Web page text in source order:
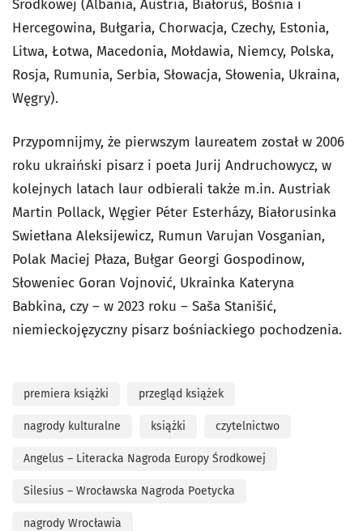
Środkowej (Albania, Austria, Białoruś, Bośnia i
Hercegowina, Bułgaria, Chorwacja, Czechy, Estonia,
Litwa, Łotwa, Macedonia, Mołdawia, Niemcy, Polska,
Rosja, Rumunia, Serbia, Słowacja, Słowenia, Ukraina,
Węgry).
Przypomnijmy, że pierwszym laureatem został w 2006
roku ukraiński pisarz i poeta Jurij Andruchowycz, w
kolejnych latach laur odbierali także m.in. Austriak
Martin Pollack, Węgier Péter Esterházy, Białorusinka
Swietłana Aleksijewicz, Rumun Varujan Vosganian,
Polak Maciej Płaza, Bułgar Georgi Gospodinow,
Słoweniec Goran Vojnović, Ukrainka Kateryna
Babkina, czy – w 2023 roku – Saša Stanišić,
niemieckojęzyczny pisarz bośniackiego pochodzenia.
premiera książki przegląd książek
nagrody kulturalne książki czytelnictwo
Angelus – Literacka Nagroda Europy Środkowej
Silesius – Wrocławska Nagroda Poetycka
nagrody Wrocławia